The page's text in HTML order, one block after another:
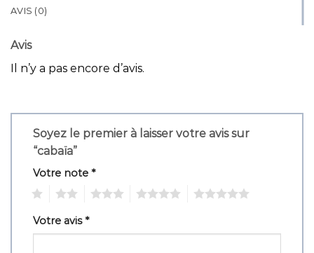
AVIS (0)
Avis
Il n’y a pas encore d’avis.
Soyez le premier à laisser votre avis sur
“cabaïa”
Votre note *
Votre avis*